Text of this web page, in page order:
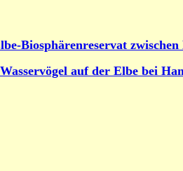
Biosphärenreservat
auf der Elbe bei